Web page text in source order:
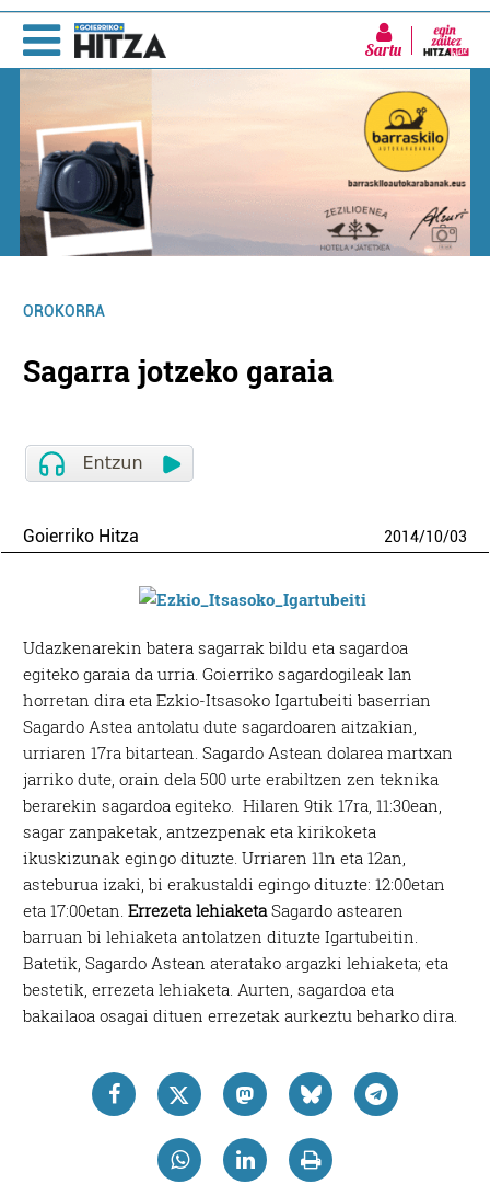
Sartu
OROKORRA
Sagarra jotzeko garaia
Goierriko Hitza 2014/10/03
Udazkenarekin batera sagarrak bildu eta sagardoa
egiteko garaia da urria. Goierriko sagardogileak lan
horretan dira eta Ezkio-Itsasoko Igartubeiti baserrian
Sagardo Astea antolatu dute sagardoaren aitzakian,
urriaren 17ra bitartean. Sagardo Astean dolarea martxan
jarriko dute, orain dela 500 urte erabiltzen zen teknika
berarekin sagardoa egiteko. Hilaren 9tik 17ra, 11:30ean,
sagar zanpaketak, antzezpenak eta kirikoketa
ikuskizunak egingo dituzte. Urriaren 11n eta 12an,
asteburua izaki, bi erakustaldi egingo dituzte: 12:00etan
eta 17:00etan.Errezeta lehiaketaSagardo astearen
barruan bi lehiaketa antolatzen dituzte Igartubeitin.
Batetik, Sagardo Astean ateratako argazki lehiaketa; eta
bestetik, errezeta lehiaketa. Aurten, sagardoa eta
bakailaoa osagai dituen errezetak aurkeztu beharko dira.